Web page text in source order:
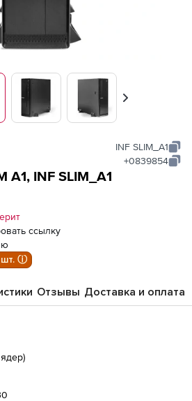
Вперед
INF SLIM_A1
+0839854
INF SLIM_A1
ссылку
шт. ⓘ
Отзывы Доставка и оплата